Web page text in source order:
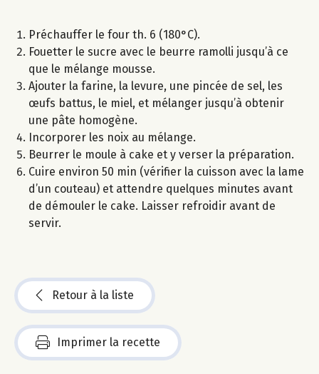
Préchauffer le four th. 6 (180°C).
Fouetter le sucre avec le beurre ramolli jusqu’à ce
que le mélange mousse.
Ajouter la farine, la levure, une pincée de sel, les
œufs battus, le miel, et mélanger jusqu’à obtenir
une pâte homogène.
Incorporer les noix au mélange.
Beurrer le moule à cake et y verser la préparation.
Cuire environ 50 min (vérifier la cuisson avec la lame
d’un couteau) et attendre quelques minutes avant
de démouler le cake. Laisser refroidir avant de
servir.
Retour à la liste
Imprimer la recette